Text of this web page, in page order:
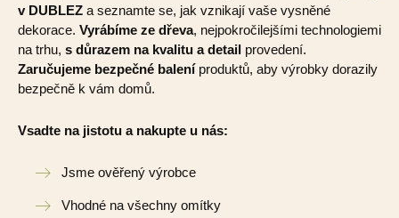
v DUBLEZ a seznamte se, jak vznikají vaše vysněné
dekorace. Vyrábíme ze dřeva, nejpokročilejšími technologiemi
na trhu, s důrazem na kvalitu a detail provedení.
Zaručujeme bezpečné baleníproduktů, aby výrobky dorazily
bezpečně k vám domů.
Vsadte na jistotu a nakupte u nás:
Jsme ověřený výrobce
Vhodné na všechny omítky